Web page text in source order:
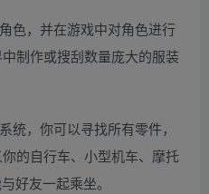
色，并在游戏中对角色进行
制作或搜刮数量庞大的服装
统，你可以寻找所有零件，
的自行车、小型机车、摩托
好友一起乘坐。